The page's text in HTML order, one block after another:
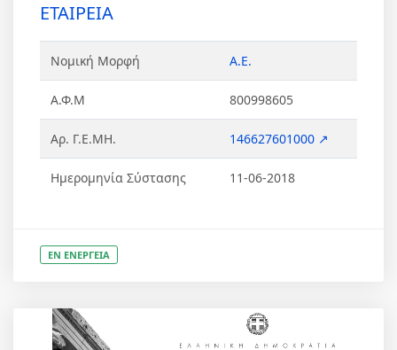
ΕΤΑΙΡΕΙΑ
Νομική Μορφή Α.Ε.
Α.Φ.Μ 800998605
Αρ. Γ.Ε.ΜΗ. 146627601000 ↗
Ημερομηνία Σύστασης 11-06-2018
ΕΝ ΕΝΕΡΓΕΙΑ